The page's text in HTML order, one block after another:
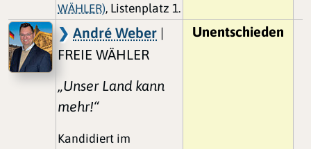
WÄHLER), Listenplatz 1.
André Weber |
FREIE WÄHLER
„Unser Land kann
mehr!“
Kandidiert im
Unentschieden